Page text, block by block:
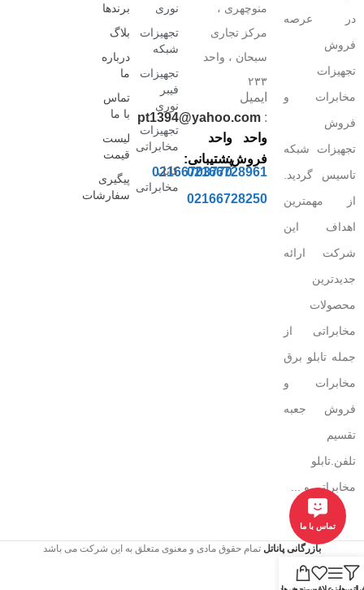
در عرصه
فروش
تجهیزات
مخابرات و
فروش
تجهیزات شبکه
تاسیس گردید.
از مهمترین
اهداف این
شرکت ارائه
جدیدترین
محصولات
مخابراتی از
جمله تابلو برق
مخابرات و
فروش جعبه
تقسیم
تلفن.تابلو
مخابراتی و ...
منوچهری ،
مرکز تجاری
سبحان ، واحد
۲۳۳
ایمیل
:
pt1394@yahoo.com
واحد
فروش:
02166728961
02166728250
واحد
پشتیبانی:
02166703770
نوری
تجهیزات
شبکه
تجهیزات
فیبر
نوری
تجهیزات
مخابراتی
کابل
مخابراتی
برندها
بلاگ
درباره
ما
تماس
با ما
لیست
قیمت
پیگیری
سفارشات
بازرگانی پاناتل تمام حقوق مادی و معنوی متعلق به این شرکت می باشد
تماس با ما